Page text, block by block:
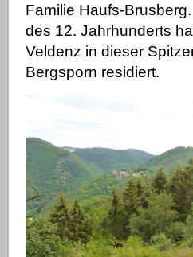
Familie Haufs-
des 12. Jahrhunderts
Veldenz in dieser
Bergsporn residiert.